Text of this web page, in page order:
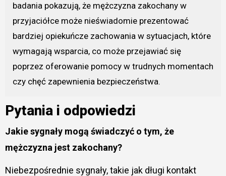
badania pokazują, że mężczyzna zakochany w
przyjaciółce może nieświadomie prezentować
bardziej opiekuńcze zachowania w sytuacjach, które
wymagają wsparcia, co może przejawiać się
poprzez oferowanie pomocy w trudnych momentach
czy chęć zapewnienia bezpieczeństwa.
Pytania i odpowiedzi
Jakie sygnały mogą świadczyć o tym, że
mężczyzna jest zakochany?
Niebezpośrednie sygnały, takie jak długi kontakt